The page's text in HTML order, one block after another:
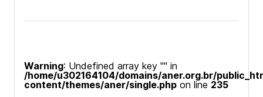
Warning: Undefined array key "" in
/home/u302164104/domains/aner.org.br/
content/themes/aner/single.php on line 235